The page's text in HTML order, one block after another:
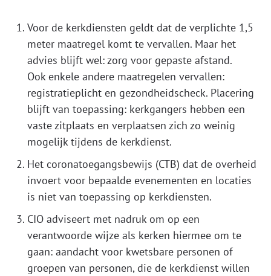
Voor de kerkdiensten geldt dat de verplichte 1,5
meter maatregel komt te vervallen. Maar het
advies blijft wel: zorg voor gepaste afstand.
Ook enkele andere maatregelen vervallen:
registratieplicht en gezondheidscheck. Placering
blijft van toepassing: kerkgangers hebben een
vaste zitplaats en verplaatsen zich zo weinig
mogelijk tijdens de kerkdienst.
Het coronatoegangsbewijs (CTB) dat de overheid
invoert voor bepaalde evenementen en locaties
is niet van toepassing op kerkdiensten.
CIO adviseert met nadruk om op een
verantwoorde wijze als kerken hiermee om te
gaan: aandacht voor kwetsbare personen of
groepen van personen, die de kerkdienst willen